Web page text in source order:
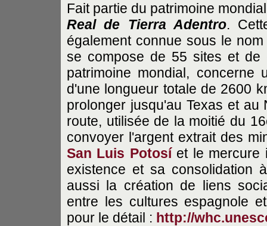
Fait partie du patrimoine
Real de Tierra Adentro.
également connue sous le
se compose de 55 sites et
patrimoine mondial,
d'une longueur totale de 2600
prolonger jusqu'au Texas et au
route, utilisée de la moitié du
convoyer l'argent extrait des
San Luis Potosíet le mercure
existence et sa consolidation
aussi la création de liens
entre les cultures espagnole
pour le détail : http://